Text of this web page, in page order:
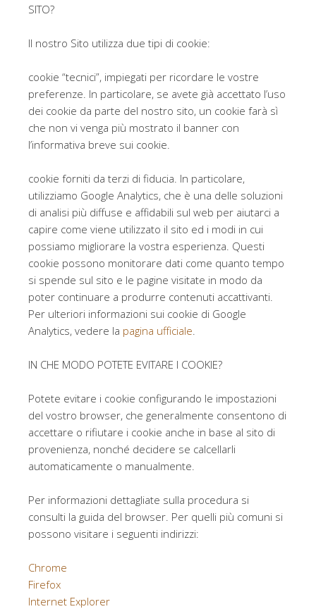
SITO?
Il nostro Sito utilizza due tipi di cookie:
cookie “tecnici”, impiegati per ricordare le vostre
preferenze. In particolare, se avete già accettato l’uso
dei cookie da parte del nostro sito, un cookie farà sì
che non vi venga più mostrato il banner con
l’informativa breve sui cookie.
cookie forniti da terzi di fiducia. In particolare,
utilizziamo Google Analytics, che è una delle soluzioni
di analisi più diffuse e affidabili sul web per aiutarci a
capire come viene utilizzato il sito ed i modi in cui
possiamo migliorare la vostra esperienza. Questi
cookie possono monitorare dati come quanto tempo
si spende sul sito e le pagine visitate in modo da
poter continuare a produrre contenuti accattivanti.
Per ulteriori informazioni sui cookie di Google
Analytics, vedere la pagina ufficiale.
IN CHE MODO POTETE EVITARE I COOKIE?
Potete evitare i cookie configurando le impostazioni
del vostro browser, che generalmente consentono di
accettare o rifiutare i cookie anche in base al sito di
provenienza, nonché decidere se calcellarli
automaticamente o manualmente.
Per informazioni dettagliate sulla procedura si
consulti la guida del browser. Per quelli più comuni si
possono visitare i seguenti indirizzi:
Chrome
Firefox
Internet Explorer